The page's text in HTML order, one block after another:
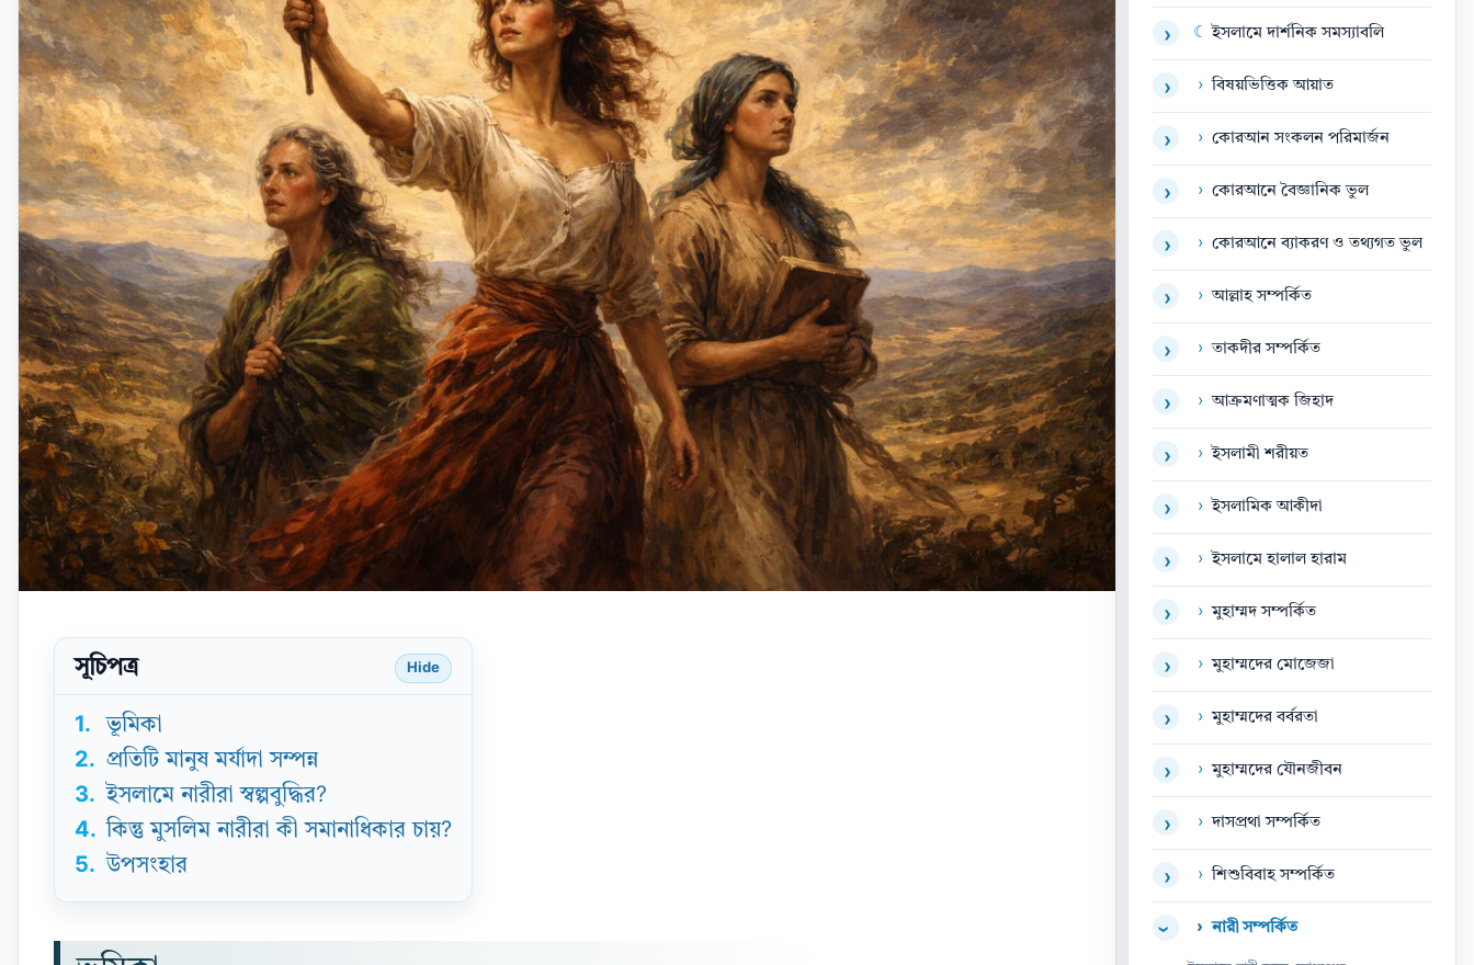
সূচিপত্র Hide
1.
ভূমিকা
2. প্রতিটি মানুষ মর্যাদা সম্পন্ন
3. ইসলামে নারীরা স্বল্পবুদ্ধির?
4. কিন্তু মুসলিম নারীরা কী সমানাধিকার চায়?
5. উপসংহার
› ☾ ইসলামে দার্শনিক সমস্যাবলি
› › বিষয়ভিত্তিক আয়াত
› › কোরআন সংকলন পরিমার্জন
› › কোরআনে বৈজ্ঞানিক ভুল
› › কোরআনে ব্যাকরণ ও তথ্যগত ভুল
› › আল্লাহ সম্পর্কিত
› › তাকদীর সম্পর্কিত
› › আক্রমণাত্মক জিহাদ
› › ইসলামী শরীয়ত
› › ইসলামিক আকীদা
› › ইসলামে হালাল হারাম
› › মুহাম্মদ সম্পর্কিত
› › মুহাম্মদের মোজেজা
› › মুহাম্মদের বর্বরতা
› › মুহাম্মদের যৌনজীবন
› › দাসপ্রথা সম্পর্কিত
› › শিশুবিবাহ সম্পর্কিত
› › নারী সম্পর্কিত